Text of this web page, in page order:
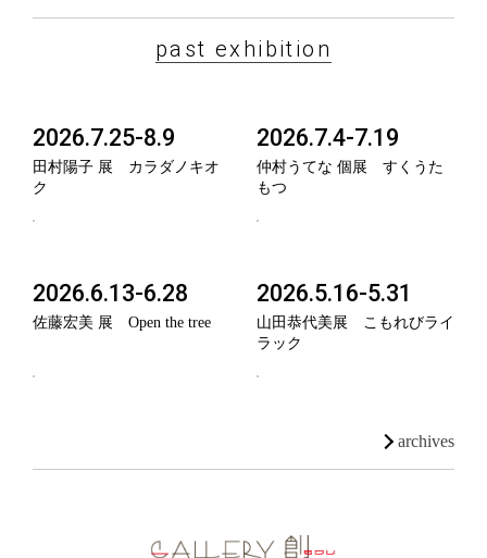
past exhibition
2026.7.25-8.9
田村陽子 展 カラダノキオ
ク
2026.7.4-7.19
仲村うてな 個展 すくうた
もつ
2026.6.13-6.28
佐藤宏美 展 Open the tree
2026.5.16-5.31
山田恭代美展 こもれびライ
ラック
archives